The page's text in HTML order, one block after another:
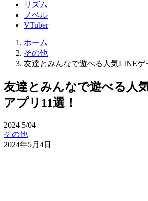
リズム
ノベル
VTuber
ホーム
その他
友達とみんなで遊べる人気LINEゲ
友達とみんなで遊べる人
アプリ11選！
2024 5/04
その他
2024年5月4日